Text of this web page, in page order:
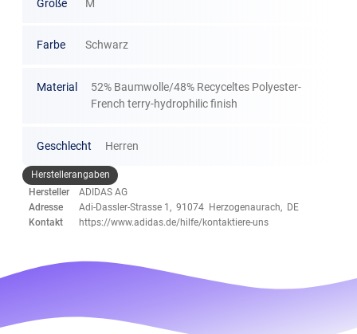
Größe M
Farbe Schwarz
Material
52% Baumwolle/48% Recyceltes Polyester-
French terry-hydrophilic finish
Geschlecht Herren
Herstellerangaben
Hersteller
ADIDAS AG
Adresse
Adi-Dassler-Strasse 1, 91074 Herzogenaurach, DE
Kontakt
https://www.adidas.de/hilfe/kontaktiere-uns